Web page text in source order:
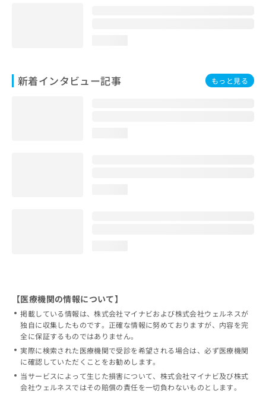
新着インタビュー記事 もっと見る
【医療機関の情報について】
掲載している情報は、株式会社マイナビおよび株式会社ウェルネスが
独自に収集したものです。正確な情報に努めておりますが、内容を完
全に保証するものではありません。
実際に検索された医療機関で受診を希望される場合は、必ず医療機関
に確認していただくことをお勧めします。
当サービスによって生じた損害について、株式会社マイナビ及び株式
会社ウェルネスではその賠償の責任を一切負わないものとします。